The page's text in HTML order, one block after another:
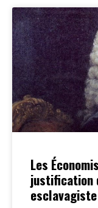
Les
justification
esclavagiste